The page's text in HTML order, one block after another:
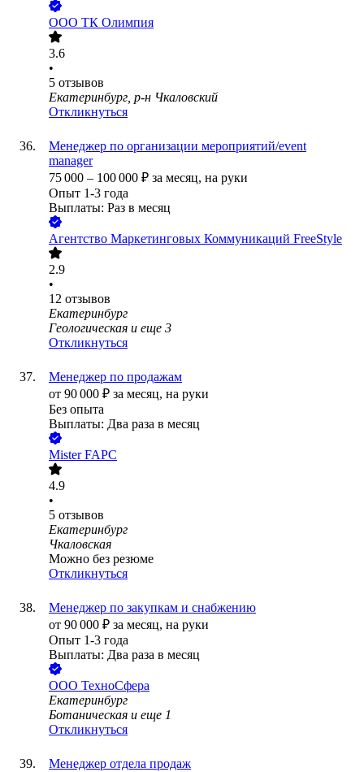
ООО ТК Олимпия
3.6
•
5 отзывов
Екатеринбург, р-н Чкаловский
Откликнуться
Менеджер по организации мероприятий/event
manager
75 000 – 100 000 ₽ за месяц, на руки
Опыт 1-3 года
Выплаты: Раз в месяц
Агентство Маркетинговых Коммуникаций FreeStyle
2.9
•
12 отзывов
Екатеринбург
Геологическая и еще 3
Откликнуться
Менеджер по продажам
от 90 000 ₽ за месяц, на руки
Без опыта
Выплаты: Два раза в месяц
Mister FAPC
4.9
•
5 отзывов
Екатеринбург
Чкаловская
Можно без резюме
Откликнуться
Менеджер по закупкам и снабжению
от 90 000 ₽ за месяц, на руки
Опыт 1-3 года
Выплаты: Два раза в месяц
ООО ТехноСфера
Екатеринбург
Ботаническая и еще 1
Откликнуться
Менеджер отдела продаж